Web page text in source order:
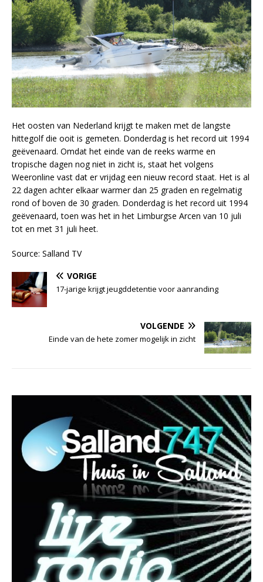
Het oosten van Nederland krijgt te maken met de langste
hittegolf die ooit is gemeten. Donderdag is het record uit 1994
geëvenaard. Omdat het einde van de reeks warme en
tropische dagen nog niet in zicht is, staat het volgens
Weeronline vast dat er vrijdag een nieuw record staat. Het is al
22 dagen achter elkaar warmer dan 25 graden en regelmatig
rond of boven de 30 graden. Donderdag is het record uit 1994
geëvenaard, toen was het in het Limburgse Arcen van 10 juli
tot en met 31 juli heet.
Source: Salland TV
VORIGE
17-jarige krijgt jeugddetentie voor aanranding
VOLGENDE
Einde van de hete zomer mogelijk in zicht